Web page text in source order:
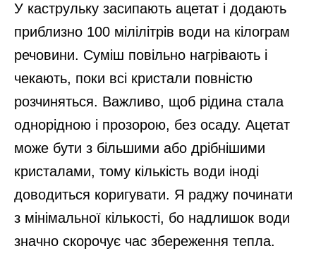
У каструльку засипають ацетат і додають
приблизно 100 мілілітрів води на кілограм
речовини. Суміш повільно нагрівають і
чекають, поки всі кристали повністю
розчиняться. Важливо, щоб рідина стала
однорідною і прозорою, без осаду. Ацетат
може бути з більшими або дрібнішими
кристалами, тому кількість води іноді
доводиться коригувати. Я раджу починати
з мінімальної кількості, бо надлишок води
значно скорочує час збереження тепла.